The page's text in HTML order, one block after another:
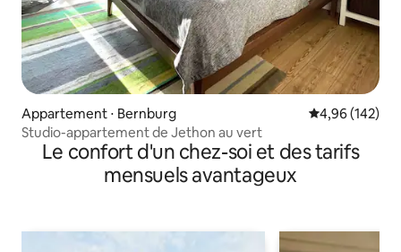
Appartement ⋅ Bernburg Évaluation
4,96 (142)
Studio-appartement de Jethon au vert
Le confort d'un chez-soi et des tarifs
mensuels avantageux